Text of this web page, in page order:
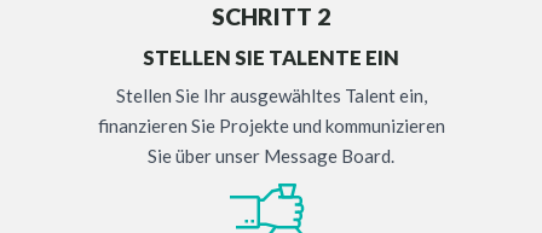
SCHRITT 2
STELLEN SIE TALENTE EIN
Stellen Sie Ihr ausgewähltes Talent ein,
finanzieren Sie Projekte und kommunizieren
Sie über unser Message Board.